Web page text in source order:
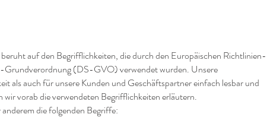
auf den Begrifflichkeiten, die durch den Europäischen Richtlinien-
Grundverordnung (DS-GVO) verwendet wurden. Unsere
als auch für unsere Kunden und Geschäftspartner einfach lesbar und
vorab die verwendeten Begrifflichkeiten erläutern.
die folgenden Begriffe: